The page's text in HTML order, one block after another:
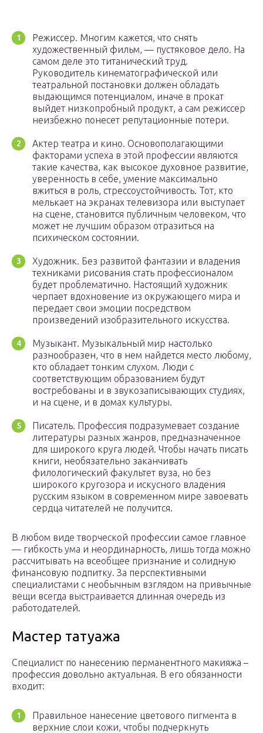
Режиссер. Многим кажется, что снять
художественный фильм, — пустяковое дело. На
самом деле это титанический труд.
Руководитель кинематографической или
театральной постановки должен обладать
выдающимся потенциалом, иначе в прокат
выйдет низкопробный продукт, а сам режиссер
неизбежно понесет репутационные потери.
Актер театра и кино. Основополагающими
факторами успеха в этой профессии являются
такие качества, как высокое духовное развитие,
уверенность в себе, умение максимально
вжиться в роль, стрессоустойчивость. Тот, кто
мелькает на экранах телевизора или выступает
на сцене, становится публичным человеком, что
может не лучшим образом отразиться на
психическом состоянии.
Художник. Без развитой фантазии и владения
техниками рисования стать профессионалом
будет проблематично. Настоящий художник
черпает вдохновение из окружающего мира и
передает свои эмоции посредством
произведений изобразительного искусства.
Музыкант. Музыкальный мир настолько
разнообразен, что в нем найдется место любому,
кто обладает тонким слухом. Люди с
соответствующим образованием будут
востребованы и в звукозаписывающих студиях,
и на сцене, и в домах культуры.
Писатель. Профессия подразумевает создание
литературы разных жанров, предназначенное
для широкого круга людей. Чтобы начать писать
книги, необязательно заканчивать
филологический факультет вуза, но без
широкого кругозора и искусного владения
русским языком в современном мире завоевать
сердца читателей не получится.
В любом виде творческой профессии самое главное
— гибкость ума и неординарность, лишь тогда можно
рассчитывать на всеобщее признание и солидную
финансовую подпитку. За перспективными
специалистами с необычным взглядом на привычные
вещи всегда выстраивается длинная очередь из
работодателей.
Мастер татуажа
Специалист по нанесению перманентного макияжа –
профессия довольно актуальная. В его обязанности
входит:
Правильное нанесение цветового пигмента в
верхние слои кожи, чтобы подчеркнуть